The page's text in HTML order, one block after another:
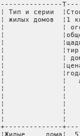
---------------
¦ Тип и серии
¦ жилых домов  ¦1
¦              ¦ ого
¦              ¦общей
¦              ¦щади
¦              ¦тир
¦              ¦
¦              ¦ценах
¦              ¦года,
¦              ¦   лей
¦              ¦
¦              ¦
¦              ¦
¦              ¦
¦              ¦
+--------------